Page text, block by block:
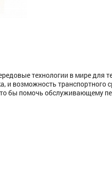
технологии в мире для
и возможность
бы помочь обслуживающему